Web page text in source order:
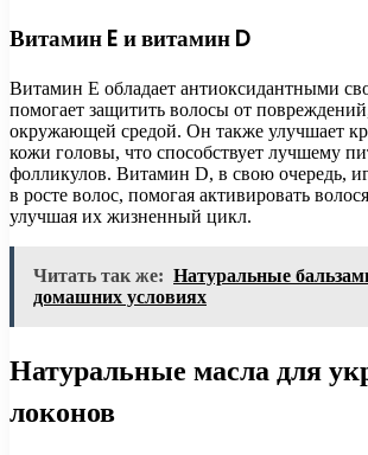
Витамин E и витамин D
Витамин E обладает антиоксидантными
помогает защитить волосы от
окружающей средой. Он также улучшает
кожи головы, что способствует лучшему
фолликулов. Витамин D, в свою очередь,
в росте волос, помогая активировать
улучшая их жизненный цикл.
Читать так же: Натуральные
домашних условиях
Натуральные масла для
локонов